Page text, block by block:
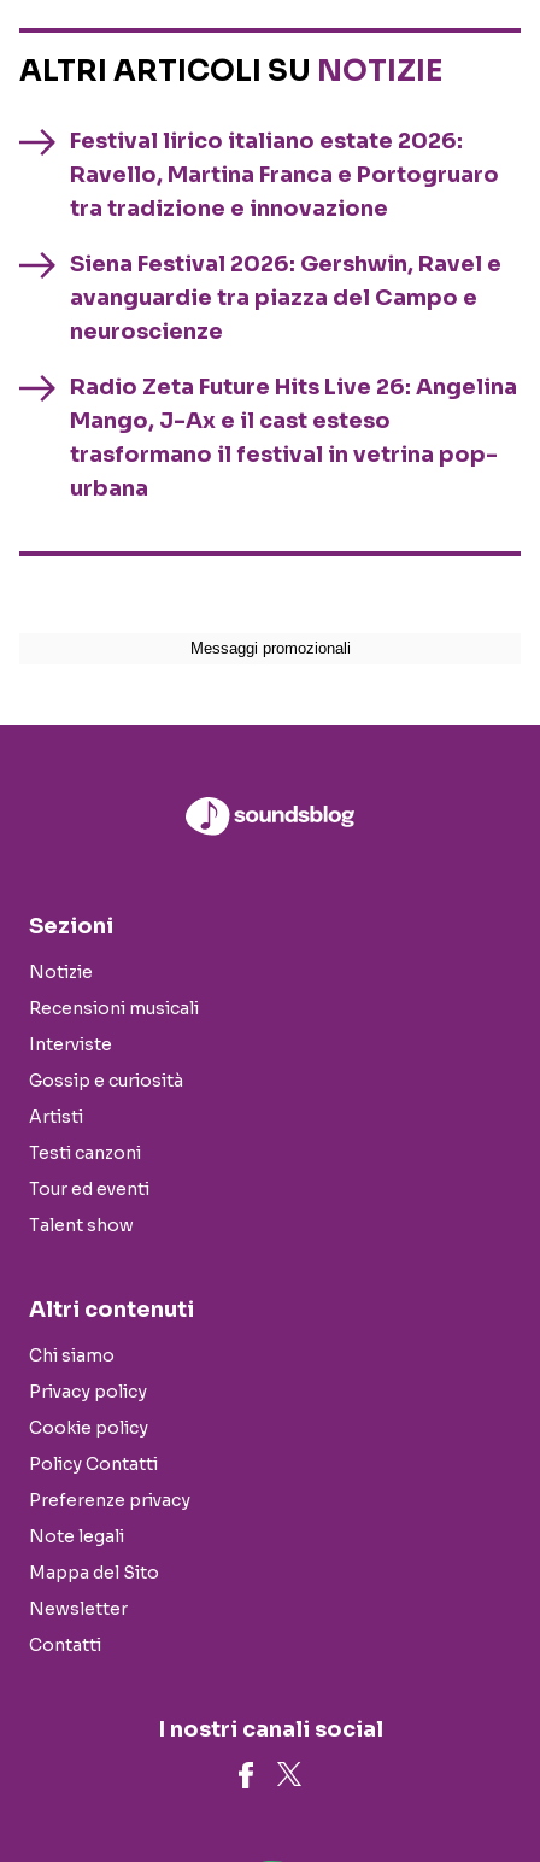
ALTRI ARTICOLI SU NOTIZIE
Festival lirico italiano estate 2026:
Ravello, Martina Franca e Portogruaro
tra tradizione e innovazione
Siena Festival 2026: Gershwin, Ravel e
avanguardie tra piazza del Campo e
neuroscienze
Radio Zeta Future Hits Live 26: Angelina
Mango, J-Ax e il cast esteso
trasformano il festival in vetrina pop-
urbana
Sezioni
Notizie
Recensioni musicali
Interviste
Gossip e curiosità
Artisti
Testi canzoni
Tour ed eventi
Talent show
Altri contenuti
Chi siamo
Privacy policy
Cookie policy
Policy Contatti
Preferenze privacy
Note legali
Mappa del Sito
Newsletter
Contatti
I nostri canali social